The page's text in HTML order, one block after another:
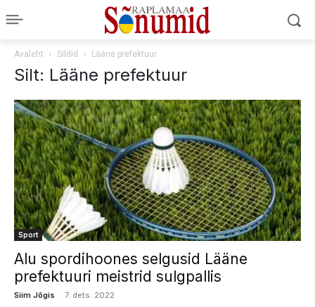
Avaleht Sildid Lääne prefektuur
Silt: Lääne prefektuur
Sport
Alu spordihoones selgusid Lääne
prefektuuri meistrid sulgpallis
Siim Jõgis - 7. dets. 2022